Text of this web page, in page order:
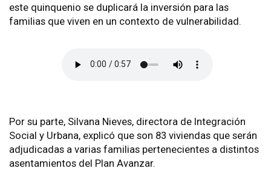
este quinquenio se duplicará la inversión para las
familias que viven en un contexto de vulnerabilidad.
Por su parte, Silvana Nieves, directora de Integración
Social y Urbana, explicó que son 83 viviendas que serán
adjudicadas a varias familias pertenecientes a distintos
asentamientos del Plan Avanzar.